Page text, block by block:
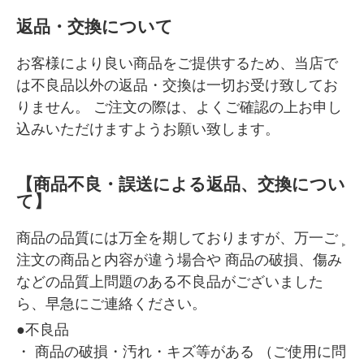
返品・交換について
お客様により良い商品をご提供するため、当店で
は不良品以外の返品・交換は一切お受け致してお
りません。 ご注文の際は、よくご確認の上お申し
込みいただけますようお願い致します。
【商品不良・誤送による返品、交換につい
て】
商品の品質には万全を期しておりますが、万一ご
注文の商品と内容が違う場合や 商品の破損、傷み
などの品質上問題のある不良品がございました
ら、早急にご連絡ください。
●不良品
・ 商品の破損・汚れ・キズ等がある （ご使用に問